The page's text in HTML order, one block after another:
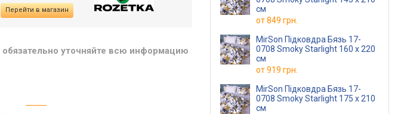
Перейти в магазин
обязательно уточняйте всю информацию
см
от849 грн.
MirSon Підковдра Бязь 17-
0708 Smoky Starlight 160 x 220
см
от919 грн.
MirSon Підковдра Бязь 17-
0708 Smoky Starlight 175 x 210
см